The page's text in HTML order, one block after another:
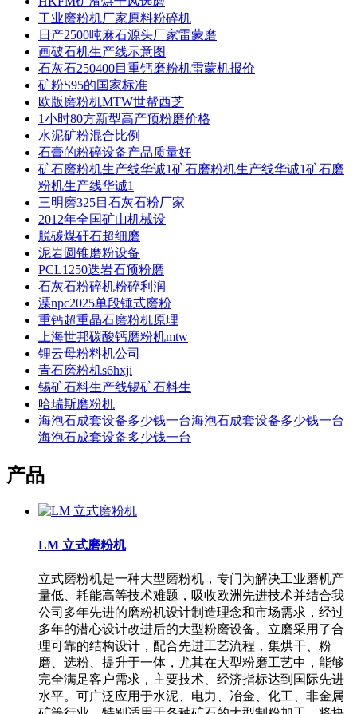
工业磨粉机厂家原料粉碎机
日产2500吨麻石源头厂家雷蒙磨
画破石机生产线示意图
石灰石250400目重钙磨粉机雷蒙机报价
矿粉S95的国家标准
欧版磨粉机MTW世帮西芝
1小时80方新型高产预粉磨价格
水泥矿粉混合比例
石膏的粉碎设备产品质量好
矿石磨粉机生产线华诚1矿石磨粉机生产线华诚1矿石磨
粉机生产线华诚1
三明磨325目石灰石粉厂家
2012年全国矿山机械设
脱碳煤矸石超细磨
泥岩圆锥磨粉设备
PCL1250迭岩石预粉磨
石灰石粉碎机粉碎利润
溧npc2025单段锤式磨粉
重钙超重晶石磨粉机原理
上海世邦碳酸钙磨粉机mtw
锂云母粉料机公司
青石磨粉机s6hxji
锡矿石料生产线锡矿石料生
哈瑞斯磨粉机
海泡石成套设备多少钱一台海泡石成套设备多少钱一台
海泡石成套设备多少钱一台
产品
LM 立式磨粉机
立式磨粉机是一种大型磨粉机，专门为解决工业磨机产
量低、耗能高等技术难题，吸收欧洲先进技术并结合我
公司多年先进的磨粉机设计制造理念和市场需求，经过
多年的潜心设计改进后的大型粉磨设备。立磨采用了合
理可靠的结构设计，配合先进工艺流程，集烘干、粉
磨、选粉、提升于一体，尤其在大型粉磨工艺中，能够
完全满足客户需求，主要技术、经济指标达到国际先进
水平。可广泛应用于水泥、电力、冶金、化工、非金属